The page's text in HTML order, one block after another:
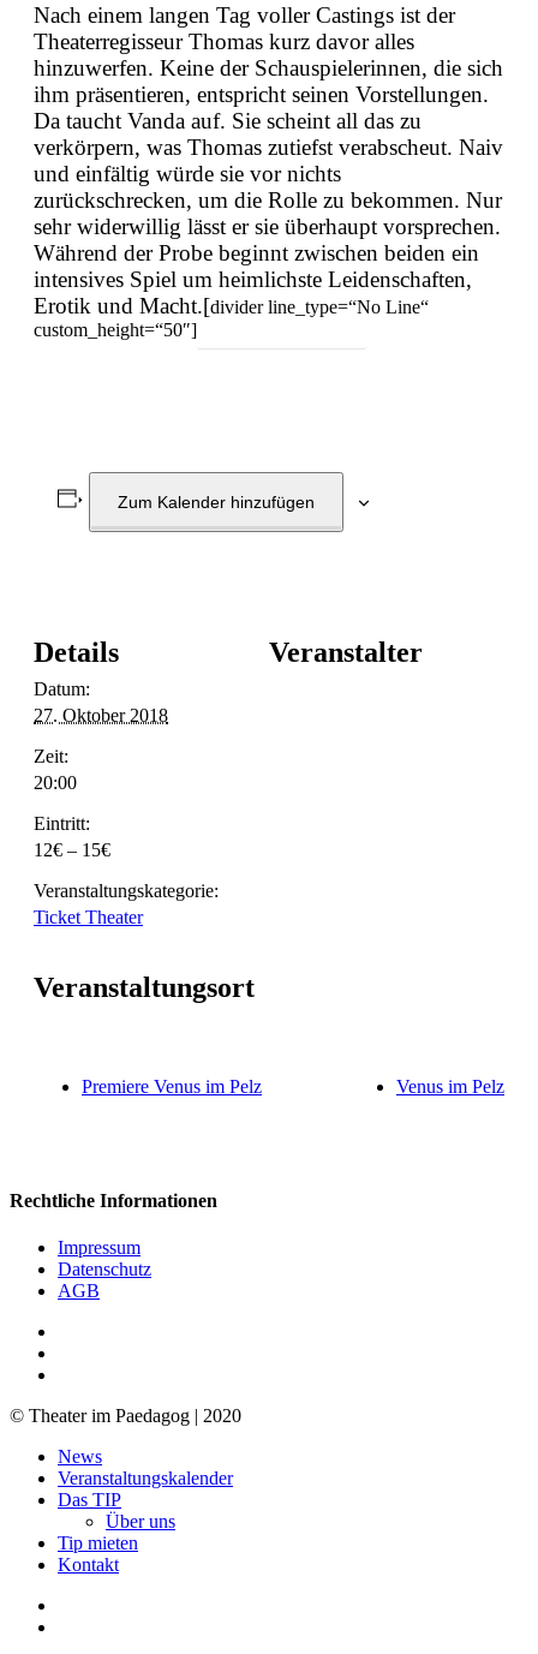
Nach einem langen Tag voller Castings ist der
Theaterregisseur Thomas kurz davor alles
hinzuwerfen. Keine der Schauspielerinnen, die sich
ihm präsentieren, entspricht seinen Vorstellungen.
Da taucht Vanda auf. Sie scheint all das zu
verkörpern, was Thomas zutiefst verabscheut. Naiv
und einfältig würde sie vor nichts
zurückschrecken, um die Rolle zu bekommen. Nur
sehr widerwillig lässt er sie überhaupt vorsprechen.
Während der Probe beginnt zwischen beiden ein
intensives Spiel um heimlichste Leidenschaften,
Erotik und Macht.[divider line_type=“No Line“
custom_height=“50″]
Zum Kalender hinzufügen
Details
Datum:
27. Oktober 2018
Zeit:
20:00
Eintritt:
12€ – 15€
Veranstaltungskategorie:
Ticket Theater
Veranstaltungsort
Veranstalter
Premiere Venus im Pelz Venus im Pelz
Rechtliche Informationen
Impressum
Datenschutz
AGB
© Theater im Paedagog | 2020
Close
Menu
News
Veranstaltungskalender
Das TIP
Über uns
Tip mieten
Kontakt